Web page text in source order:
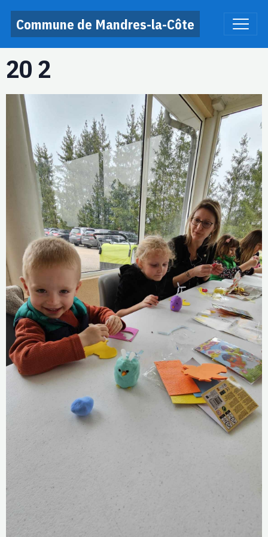
Commune de Mandres-la-Côte
20 2